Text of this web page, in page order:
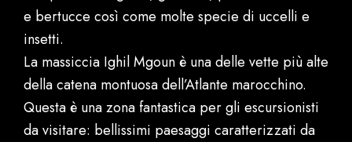
e bertucce così come molte specie di uccelli e
insetti.
La massiccia Ighil Mgoun è una delle vette più alte
della catena montuosa dell’Atlante marocchino.
Questa è una zona fantastica per gli escursionisti
da visitare: bellissimi paesaggi caratterizzati da